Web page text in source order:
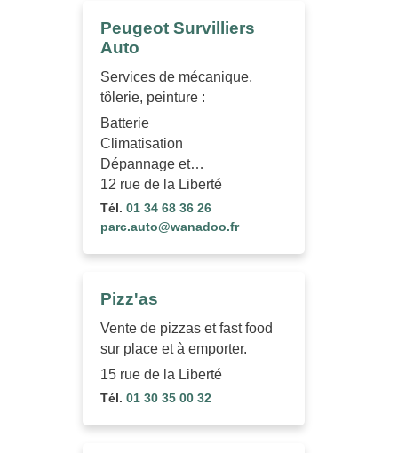
Peugeot Survilliers
Auto
Services de mécanique,
tôlerie, peinture :
Batterie
Climatisation
Dépannage et…
12 rue de la Liberté
Tél. 01 34 68 36 26
parc.auto@wanadoo.fr
Pizz'as
Vente de pizzas et fast food
sur place et à emporter.
15 rue de la Liberté
Tél. 01 30 35 00 32